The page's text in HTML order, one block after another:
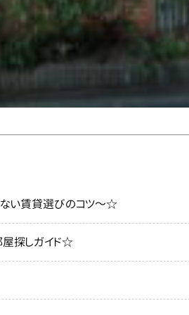
ない賃貸選びのコツ～☆
探しガイド☆